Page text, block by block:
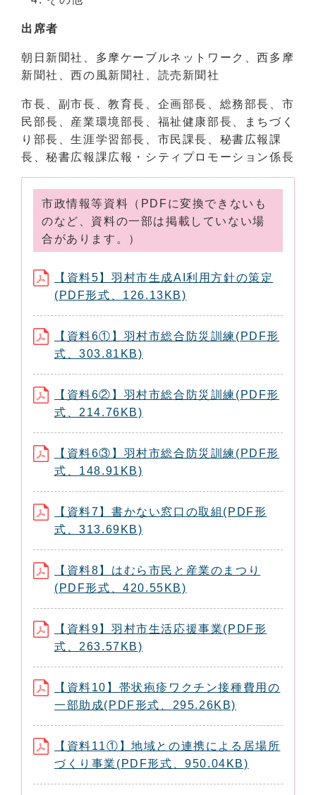
出席者
朝日新聞社、多摩ケーブルネットワーク、西多摩
新聞社、西の風新聞社、読売新聞社
市長、副市長、教育長、企画部長、総務部長、市
民部長、産業環境部長、福祉健康部長、まちづく
り部長、生涯学習部長、市民課長、秘書広報課
長、秘書広報課広報・シティプロモーション係長
市政情報等資料（PDFに変換できないも
のなど、資料の一部は掲載していない場
合があります。）
【資料5】羽村市生成AI利用方針の策定
(PDF形式、126.13KB)
【資料6①】羽村市総合防災訓練(PDF形
式、303.81KB)
【資料6②】羽村市総合防災訓練(PDF形
式、214.76KB)
【資料6③】羽村市総合防災訓練(PDF形
式、148.91KB)
【資料7】書かない窓口の取組(PDF形
式、313.69KB)
【資料8】はむら市民と産業のまつり
(PDF形式、420.55KB)
【資料9】羽村市生活応援事業(PDF形
式、263.57KB)
【資料10】帯状疱疹ワクチン接種費用の
一部助成(PDF形式、295.26KB)
【資料11①】地域との連携による居場所
づくり事業(PDF形式、950.04KB)